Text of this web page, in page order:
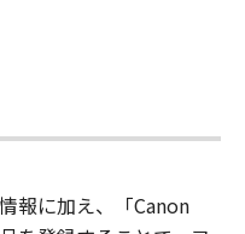
報に加え、「Canon